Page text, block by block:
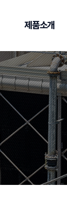
제품소개